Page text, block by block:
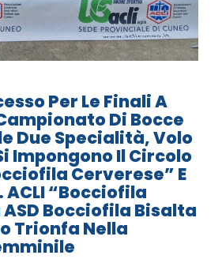
Per Le Finali A
Di Bocce
Due Specialità, Volo
Impongono Il Circolo
Cerverese” E
ACLI “Bocciofila
Bocciofila Bisalta
Trionfa Nella